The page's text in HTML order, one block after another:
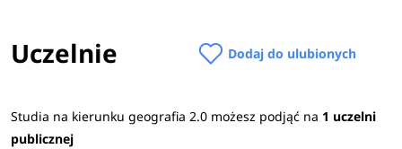
Uczelnie Dodaj do ulubionych
Studia na kierunku geografia 2.0 możesz podjąć na 1 uczelni
publicznej